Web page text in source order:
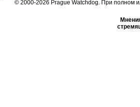
© 2000-2026 Prague Watchdog. При полном